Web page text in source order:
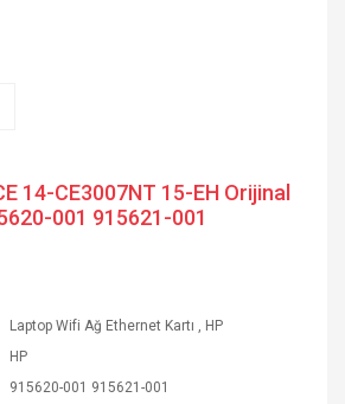
14-CE3007NT 15-EH Orijinal
001 915621-001
Laptop Wifi Ağ Ethernet Kartı , HP
HP
915620-001 915621-001